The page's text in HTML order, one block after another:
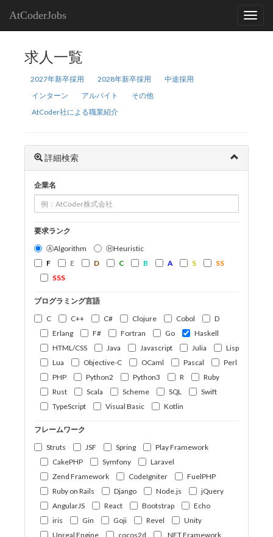
AtCoderJobs
求人一覧
2027年新卒採用 2028年新卒採用
中途採用
インターン
アルバイト
その他
AtCoder社による職業紹介
詳細検索
企業名
要求ランク
ⒶAlgorithm
ⒽHeuristic
F
E D C B A S
SS
SSS
プログラミング言語
C
C++ C# Clojure Cobol
D
Erlang
F# Fortran Go
Haskell
HTML/CSS
Java Javascript Julia
Lisp
Lua
Objective-C OCaml Pascal
Perl
PHP
Python2 Python3 R
Ruby
Rust
Scala Scheme SQL
Swift
TypeScript
Visual Basic Kotlin
フレームワーク
Struts
JSF Spring
Play Framework
CakePHP
Symfony
Laravel
Zend Framework
CodeIgniter
FuelPHP
Ruby on Rails
Django Node.js
jQuery
AngularJS
React Bootstrap
Echo
iris
Gin Goji Revel
Unity
Unreal Engine
cocos2d
.NET Framework